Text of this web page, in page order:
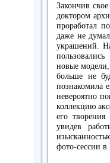
Закончив
доктором
проработал
даже не
украшений.
новые
больше не
познакомила
невероятно
коллекцию
его
увидев
фото-сессии